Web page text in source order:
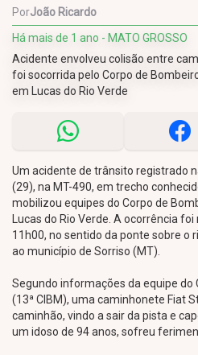
PorJoão Ricardo
Há mais de 1 ano - MATO GROSSO
Acidente envolveu colisão entre
foi socorrida pelo Corpo de
em Lucas do Rio Verde
Um acidente de trânsito registrado
(29), na MT-490, em trecho
mobilizou equipes do Corpo de
Lucas do Rio Verde. A ocorrência
11h00, no sentido da ponte sobre o
ao município de Sorriso (MT).
Segundo informações da equipe do
(13ª CIBM), uma caminhonete Fiat
caminhão, vindo a sair da pista e
um idoso de 94 anos, sofreu